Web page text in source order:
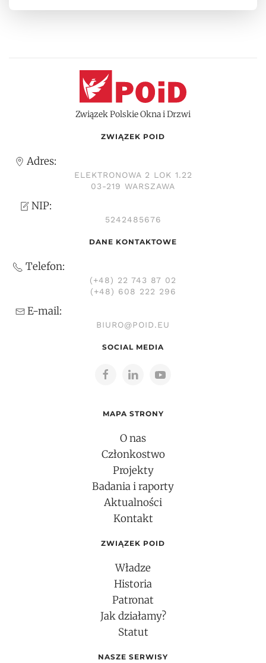
Związek Polskie Okna i Drzwi
ZWIĄZEK POID
Adres:
ELEKTRONOWA 2 LOK 1.22
03-219 WARSZAWA
NIP:
5242485676
DANE KONTAKTOWE
Telefon:
(+48) 22 743 87 02
(+48) 608 222 296
E-mail:
BIURO@POID.EU
SOCIAL MEDIA
MAPA STRONY
O nas
Członkostwo
Projekty
Badania i raporty
Aktualności
Kontakt
ZWIĄZEK POID
Władze
Historia
Patronat
Jak działamy?
Statut
NASZE SERWISY